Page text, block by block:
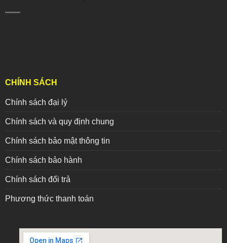
CHÍNH SÁCH
Chính sách đại lý
Chính sách và quy định chung
Chính sách bảo mật thông tin
Chính sách bảo hành
Chính sách đổi trả
Phương thức thanh toán